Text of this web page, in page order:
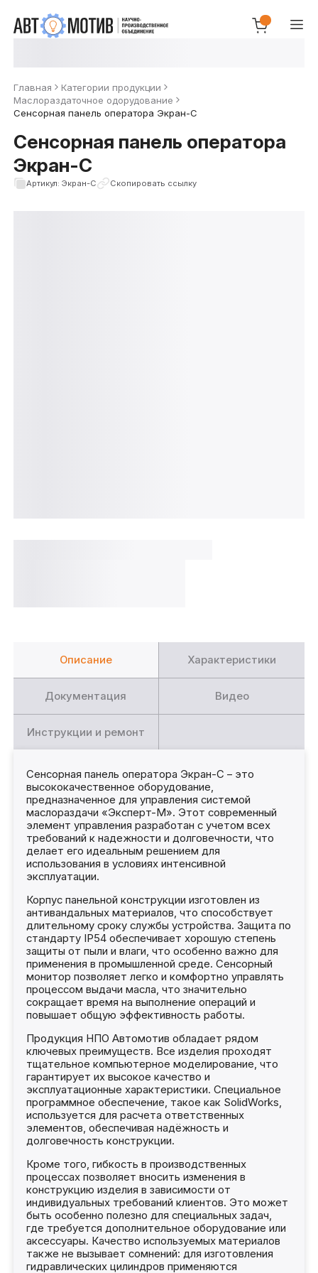
Главная
Категории продукции
Маслораздаточное одорудование
Сенсорная панель оператора Экран-С
Сенсорная панель оператора
Экран-С
Артикул: Экран-С Скопировать ссылку
Описание Характеристики
Документация Видео
Инструкции и ремонт
Сенсорная панель оператора Экран-С – это
высококачественное оборудование,
предназначенное для управления системой
маслораздачи «Эксперт-М». Этот современный
элемент управления разработан с учетом всех
требований к надежности и долговечности, что
делает его идеальным решением для
использования в условиях интенсивной
эксплуатации.
Корпус панельной конструкции изготовлен из
антивандальных материалов, что способствует
длительному сроку службы устройства. Защита по
стандарту IP54 обеспечивает хорошую степень
защиты от пыли и влаги, что особенно важно для
применения в промышленной среде. Сенсорный
монитор позволяет легко и комфортно управлять
процессом выдачи масла, что значительно
сокращает время на выполнение операций и
повышает общую эффективность работы.
Продукция НПО Автомотив обладает рядом
ключевых преимуществ. Все изделия проходят
тщательное компьютерное моделирование, что
гарантирует их высокое качество и
эксплуатационные характеристики. Специальное
программное обеспечение, такое как SolidWorks,
используется для расчета ответственных
элементов, обеспечивая надёжность и
долговечность конструкции.
Кроме того, гибкость в производственных
процессах позволяет вносить изменения в
конструкцию изделия в зависимости от
индивидуальных требований клиентов. Это может
быть особенно полезно для специальных задач,
где требуется дополнительное оборудование или
аксессуары. Качество используемых материалов
также не вызывает сомнений: для изготовления
гидравлических цилиндров применяются